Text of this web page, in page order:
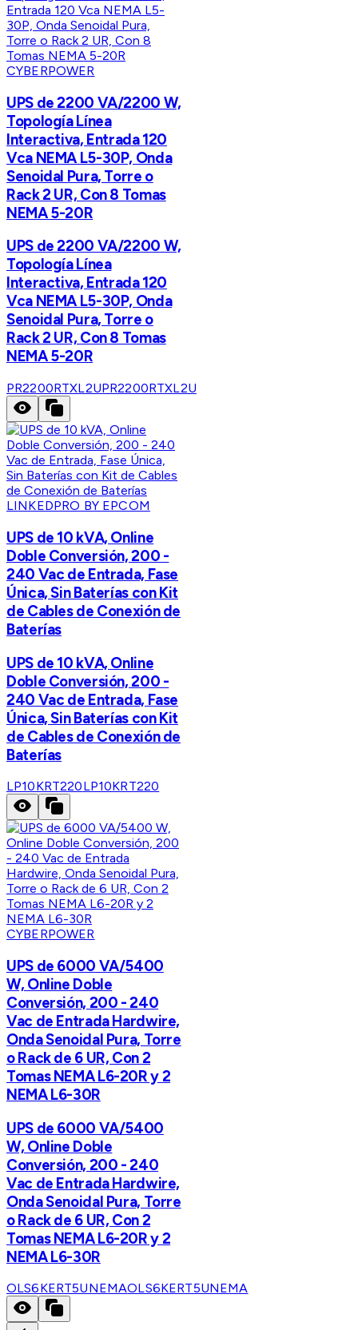
CYBERPOWER
UPS de 2200 VA/2200 W,
Topología Línea
Interactiva, Entrada 120
Vca NEMA L5-30P, Onda
Senoidal Pura, Torre o
Rack 2 UR, Con 8 Tomas
NEMA 5-20R
UPS de 2200 VA/2200 W,
Topología Línea
Interactiva, Entrada 120
Vca NEMA L5-30P, Onda
Senoidal Pura, Torre o
Rack 2 UR, Con 8 Tomas
NEMA 5-20R
PR2200RTXL2UPR2200RTXL2U
LINKEDPRO BY EPCOM
UPS de 10 kVA, Online
Doble Conversión, 200 -
240 Vac de Entrada, Fase
Única, Sin Baterías con Kit
de Cables de Conexión de
Baterías
UPS de 10 kVA, Online
Doble Conversión, 200 -
240 Vac de Entrada, Fase
Única, Sin Baterías con Kit
de Cables de Conexión de
Baterías
LP10KRT220LP10KRT220
CYBERPOWER
UPS de 6000 VA/5400
W, Online Doble
Conversión, 200 - 240
Vac de Entrada Hardwire,
Onda Senoidal Pura, Torre
o Rack de 6 UR, Con 2
Tomas NEMA L6-20R y 2
NEMA L6-30R
UPS de 6000 VA/5400
W, Online Doble
Conversión, 200 - 240
Vac de Entrada Hardwire,
Onda Senoidal Pura, Torre
o Rack de 6 UR, Con 2
Tomas NEMA L6-20R y 2
NEMA L6-30R
OLS6KERT5UNEMAOLS6KERT5UNEMA